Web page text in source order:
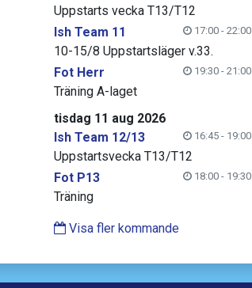
Uppstarts vecka T13/T12
Ish Team 11
17:00 - 22:00
10-15/8 Uppstartsläger v.33.
Fot Herr
19:30 - 21:00
Träning A-laget
tisdag 11 aug 2026
Ish Team 12/13
16:45 - 19:00
Uppstartsvecka T13/T12
Fot P13
18:00 - 19:30
Träning
Visa fler kommande